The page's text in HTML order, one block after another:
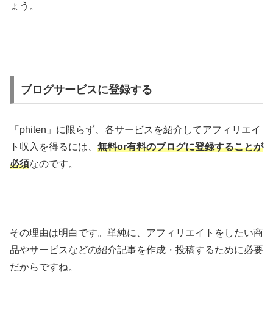
ょう。
ブログサービスに登録する
「phiten」に限らず、各サービスを紹介してアフィリエイ
ト収入を得るには、 無料or有料のブログに登録することが
必須なのです。
その理由は明白です。単純に、アフィリエイトをしたい商
品やサービスなどの紹介記事を作成・投稿するために必要
だからですね。